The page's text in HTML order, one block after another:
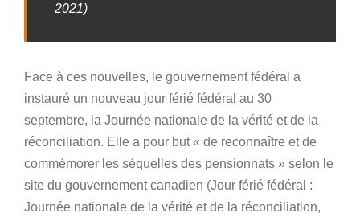
2021)
Face à ces nouvelles, le gouvernement fédéral a
instauré un nouveau jour férié fédéral au 30
septembre, la Journée nationale de la vérité et de la
réconciliation. Elle a pour but « de reconnaître et de
commémorer les séquelles des pensionnats » selon le
site du gouvernement canadien (Jour férié fédéral :
Journée nationale de la vérité et de la réconciliation,